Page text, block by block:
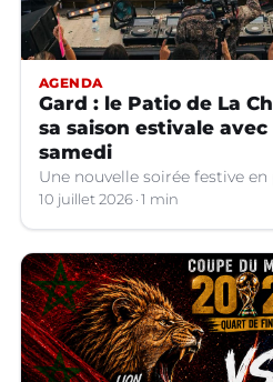
AGENDA
Gard : le Patio de La
sa saison estivale
samedi
Une nouvelle soirée festive
10 juillet 2026 1 min